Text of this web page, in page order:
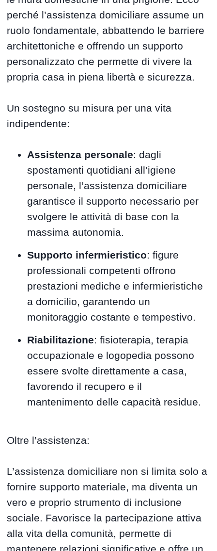
perché l’assistenza domiciliare assume un
ruolo fondamentale, abbattendo le barriere
architettoniche e offrendo un supporto
personalizzato che permette di vivere la
propria casa in piena libertà e sicurezza.
Un sostegno su misura per una vita
indipendente:
Assistenza personale: dagli
spostamenti quotidiani all’igiene
personale, l’assistenza domiciliare
garantisce il supporto necessario per
svolgere le attività di base con la
massima autonomia.
Supporto infermieristico: figure
professionali competenti offrono
prestazioni mediche e infermieristiche
a domicilio, garantendo un
monitoraggio costante e tempestivo.
Riabilitazione: fisioterapia, terapia
occupazionale e logopedia possono
essere svolte direttamente a casa,
favorendo il recupero e il
mantenimento delle capacità residue.
Oltre l’assistenza:
L’assistenza domiciliare non si limita solo a
fornire supporto materiale, ma diventa un
vero e proprio strumento di inclusione
sociale. Favorisce la partecipazione attiva
alla vita della comunità, permette di
mantenere relazioni significative e offre un